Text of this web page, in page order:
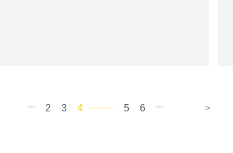
··· 2 3 4 5 6 ··· >